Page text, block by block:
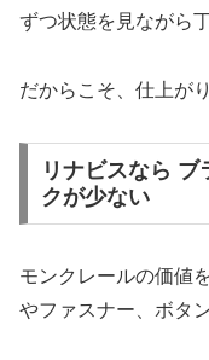
ずつ状態を見ながら
だからこそ、仕上が
リナビスなら
クが少ない
モンクレールの価値
やファスナー、ボタ